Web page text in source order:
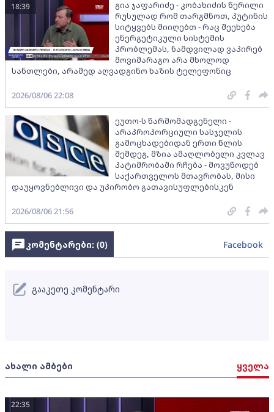
გია ჯაფარიძე - კობახიძის წერილი
რუსულად რომ თარგმნოთ, პუტინის
სიტყვებს მიიღებთ - რაც შეეხება
ენერგეტიკული სისტემის
პრობლემას, ნამდვილად ვაპირებ
მოვიმარაგო არა მხოლოდ
სანთლები, არამედ აღვადგინო ხაზის ტელეფონიც
18:39
2026/08/06 22:08
ეუთო-ს წარმომადგენელი -
არაპროპორციული სასჯელის
გამოცხადებიდან ერთი წლის
შემდეგ, მზია ამაღლობელი კვლავ
პატიმრობაში რჩება - მოვუწოდებ
საქართველოს მთავრობას, მისი
დაუყოვნებლივი და უპირობო გათავისუფლებისკენ
2026/08/06 21:56
ახალი ამბები ყველა
22:35
კომენტარები: (0) Facebook
გააკეთე კომენტარი